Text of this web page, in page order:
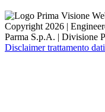
Copyright 2026 |
Parma S.p.A. | Divisione
Disclaimer trattamento